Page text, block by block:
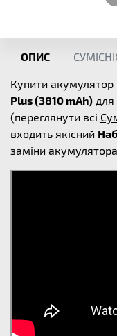
ОПИС
Купити акумулятор
Plus (3810 mAh) для
(переглянути всі
входить якісний
заміни